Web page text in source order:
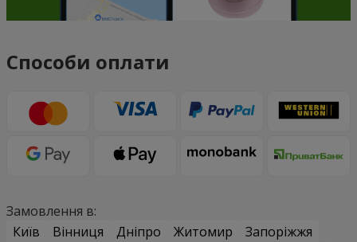
Способи оплати
Замовлення в:
Київ
Вінниця Дніпро Житомир
Запоріжжя